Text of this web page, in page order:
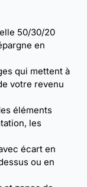
50/30/20
en
qui mettent à
votre revenu
éléments
les
écart en
ou en